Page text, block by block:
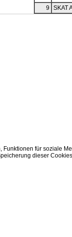
9
SKAT
für soziale
dieser